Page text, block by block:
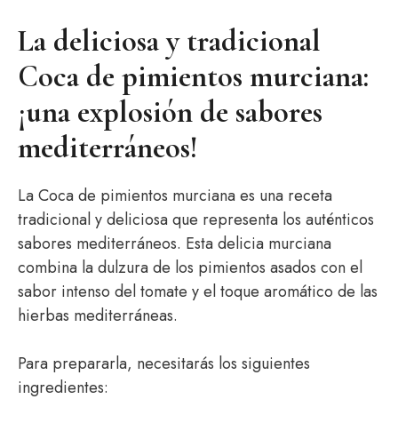
La deliciosa y tradicional
Coca de pimientos murciana:
¡una explosión de sabores
mediterráneos!
La Coca de pimientos murciana es una receta
tradicional y deliciosa que representa los auténticos
sabores mediterráneos. Esta delicia murciana
combina la dulzura de los pimientos asados con el
sabor intenso del tomate y el toque aromático de las
hierbas mediterráneas.
Para prepararla, necesitarás los siguientes
ingredientes: